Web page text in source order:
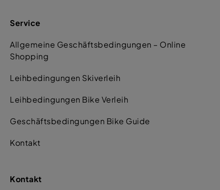
Service
Allgemeine Geschäftsbedingungen – Online
Shopping
Leihbedingungen Skiverleih
Leihbedingungen Bike Verleih
Geschäftsbedingungen Bike Guide
Kontakt
Kontakt